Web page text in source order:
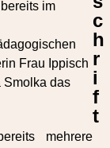
im
Frau Ippisch
Smolka das
mehrere
c
h
r
i
f
t